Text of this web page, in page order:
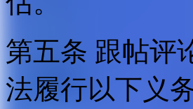
第五条 跟帖评
法履行以下义务